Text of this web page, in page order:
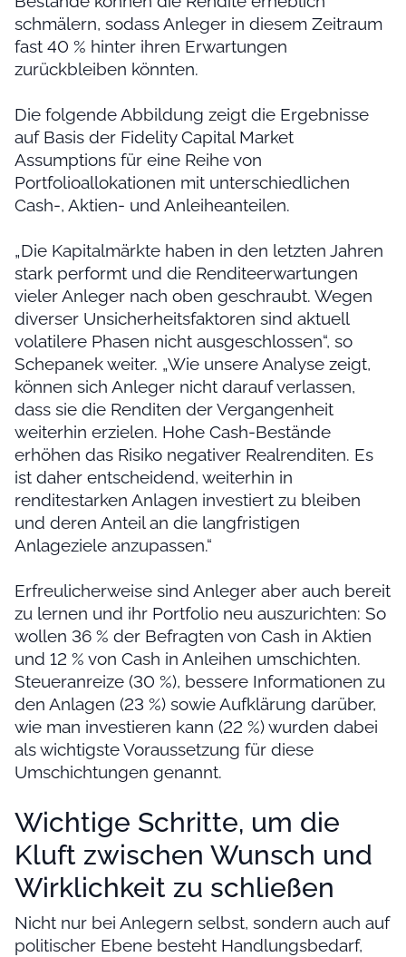
schmälern, sodass Anleger in diesem Zeitraum
fast 40 % hinter ihren Erwartungen
zurückbleiben könnten.
Die folgende Abbildung zeigt die Ergebnisse
auf Basis der Fidelity Capital Market
Assumptions für eine Reihe von
Portfolioallokationen mit unterschiedlichen
Cash-, Aktien- und Anleiheanteilen.
„Die Kapitalmärkte haben in den letzten Jahren
stark performt und die Renditeerwartungen
vieler Anleger nach oben geschraubt. Wegen
diverser Unsicherheitsfaktoren sind aktuell
volatilere Phasen nicht ausgeschlossen“, so
Schepanek weiter. „Wie unsere Analyse zeigt,
können sich Anleger nicht darauf verlassen,
dass sie die Renditen der Vergangenheit
weiterhin erzielen. Hohe Cash-Bestände
erhöhen das Risiko negativer Realrenditen. Es
ist daher entscheidend, weiterhin in
renditestarken Anlagen investiert zu bleiben
und deren Anteil an die langfristigen
Anlageziele anzupassen.“
Erfreulicherweise sind Anleger aber auch bereit
zu lernen und ihr Portfolio neu auszurichten: So
wollen 36 % der Befragten von Cash in Aktien
und 12 % von Cash in Anleihen umschichten.
Steueranreize (30 %), bessere Informationen zu
den Anlagen (23 %) sowie Aufklärung darüber,
wie man investieren kann (22 %) wurden dabei
als wichtigste Voraussetzung für diese
Umschichtungen genannt.
Wichtige Schritte, um die
Kluft zwischen Wunsch und
Wirklichkeit zu schließen
Nicht nur bei Anlegern selbst, sondern auch auf
politischer Ebene besteht Handlungsbedarf,